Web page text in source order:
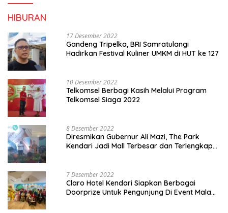
HIBURAN
17 Desember 2022
Gandeng Tripelka, BRI Samratulangi
Hadirkan Festival Kuliner UMKM di HUT ke 127
10 Desember 2022
Telkomsel Berbagi Kasih Melalui Program
Telkomsel Siaga 2022
8 Desember 2022
Diresmikan Gubernur Ali Mazi, The Park
Kendari Jadi Mall Terbesar dan Terlengkap
7 Desember 2022
Claro Hotel Kendari Siapkan Berbagai
Doorprize Untuk Pengunjung Di Event Malam